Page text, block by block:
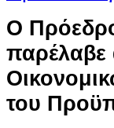
Ο
του